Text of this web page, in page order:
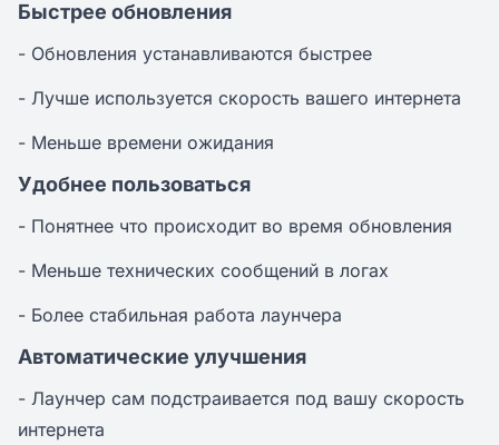
Быстрее обновления
- Обновления устанавливаются быстрее
- Лучше используется скорость вашего интернета
- Меньше времени ожидания
Удобнее пользоваться
- Понятнее что происходит во время обновления
- Меньше технических сообщений в логах
- Более стабильная работа лаунчера
Автоматические улучшения
- Лаунчер сам подстраивается под вашу скорость
интернета